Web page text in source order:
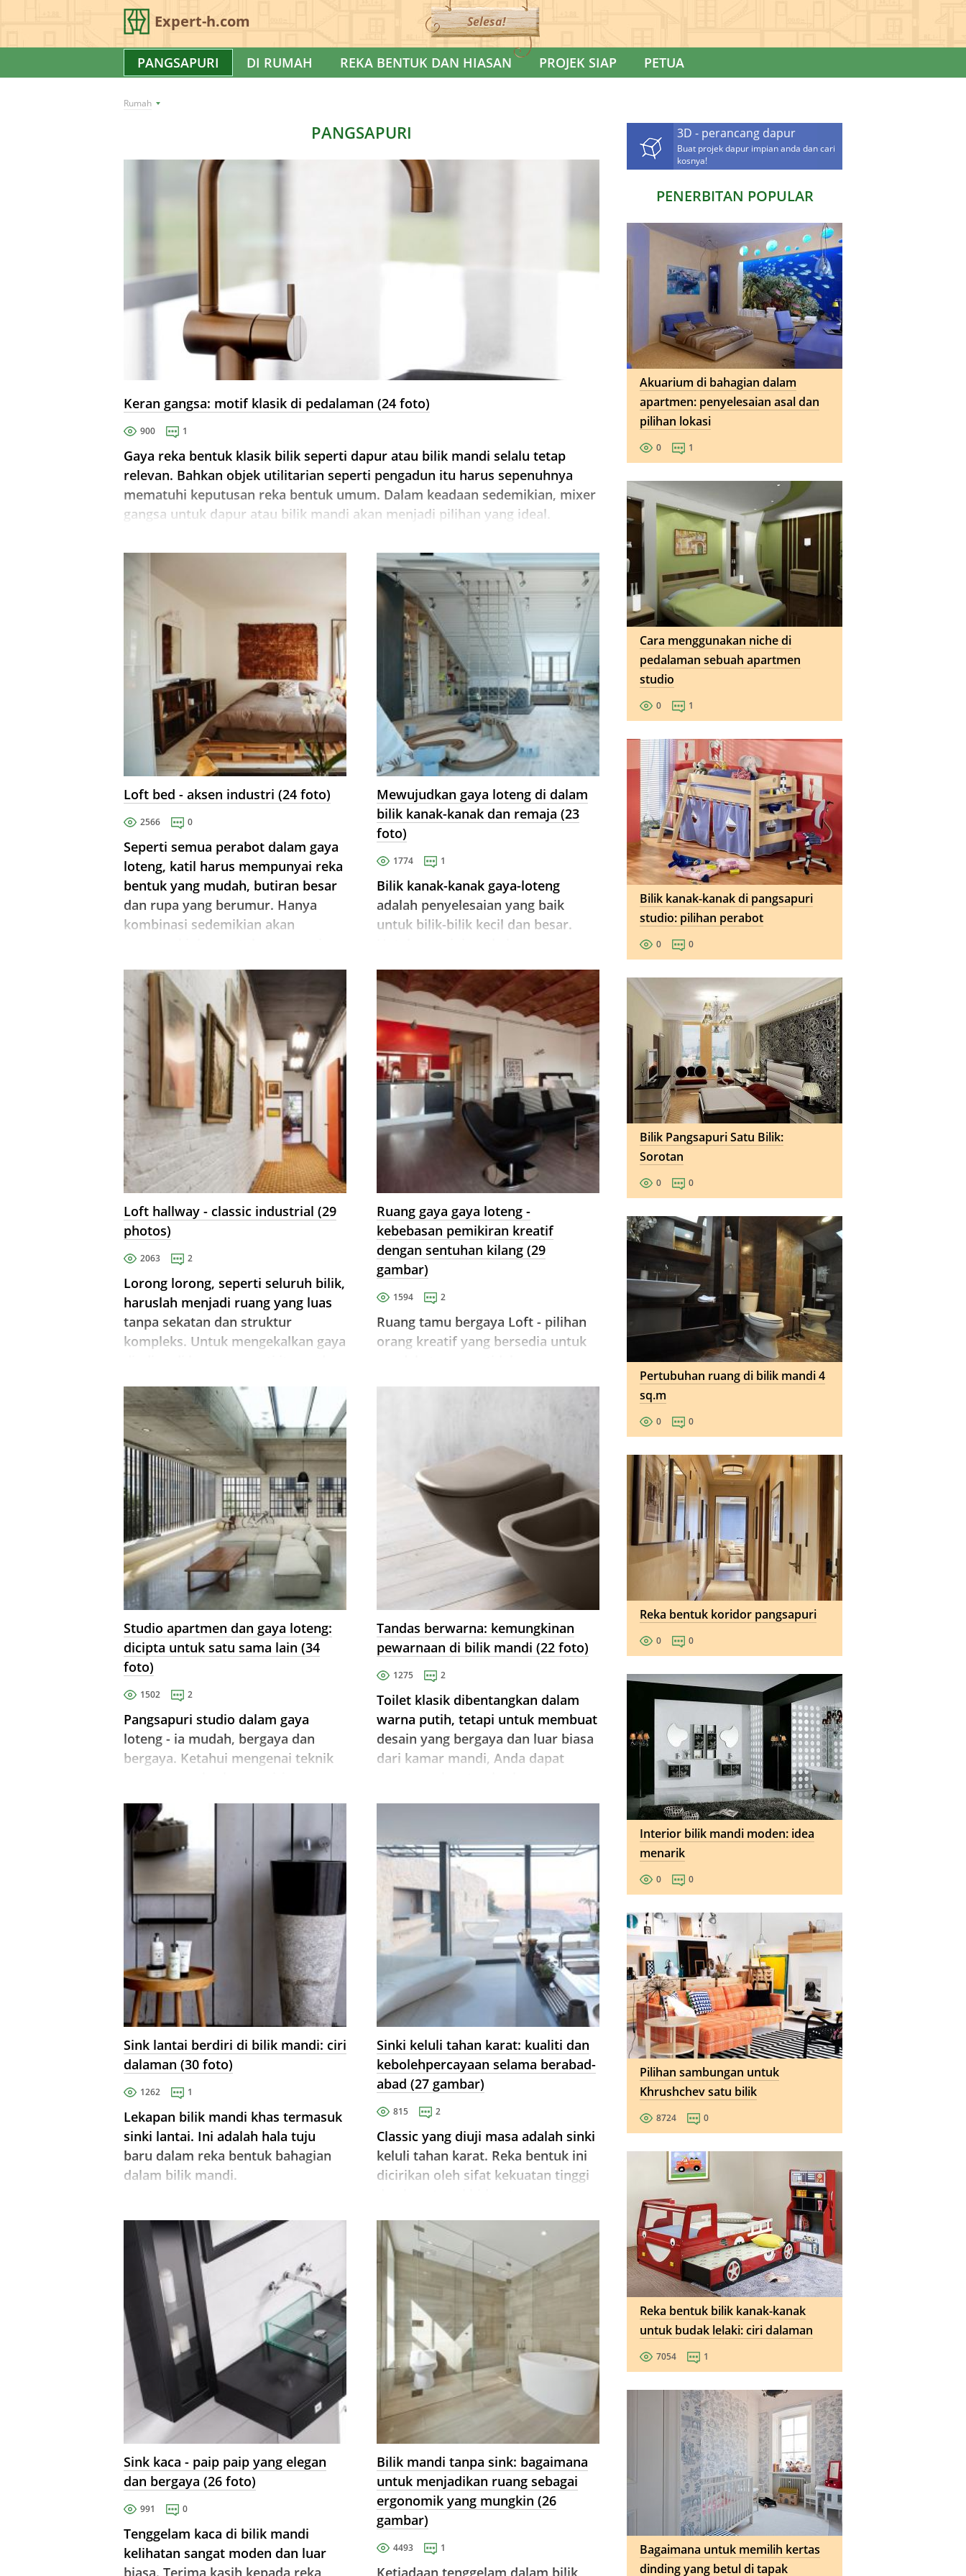
Expert-h.com Selesa!
PANGSAPURI DI RUMAH REKA BENTUK DAN HIASAN PROJEK SIAP PETUA
Rumah
PANGSAPURI
Keran gangsa: motif klasik di pedalaman (24 foto)
900 1
Gaya reka bentuk klasik bilik seperti dapur atau bilik mandi selalu tetap
relevan. Bahkan objek utilitarian seperti pengadun itu harus sepenuhnya
mematuhi keputusan reka bentuk umum. Dalam keadaan sedemikian, mixer
gangsa untuk dapur atau bilik mandi akan menjadi pilihan yang ideal.
Loft bed - aksen industri (24 foto)
2566 0
Seperti semua perabot dalam gaya
loteng, katil harus mempunyai reka
bentuk yang mudah, butiran besar
dan rupa yang berumur. Hanya
kombinasi sedemikian akan
untuk loteng.
Mewujudkan gaya loteng di dalam
bilik kanak-kanak dan remaja (23
foto)
1774 1
Bilik kanak-kanak gaya-loteng
adalah penyelesaian yang baik
untuk bilik-bilik kecil dan besar.
membolehkan anda mewujudkan
rasa ruang tunggal.
Loft hallway - classic industrial (29
photos)
2063 2
Lorong lorong, seperti seluruh bilik,
haruslah menjadi ruang yang luas
tanpa sekatan dan struktur
kompleks. Untuk mengekalkan gaya
atau bata ...
Ruang gaya gaya loteng -
kebebasan pemikiran kreatif
dengan sentuhan kilang (29
gambar)
1594 2
Ruang tamu bergaya Loft - pilihan
orang kreatif yang bersedia untuk
Studio apartmen dan gaya loteng:
dicipta untuk satu sama lain (34
foto)
1502 2
Pangsapuri studio dalam gaya
loteng - ia mudah, bergaya dan
bergaya. Ketahui mengenai teknik
Tandas berwarna: kemungkinan
pewarnaan di bilik mandi (22 foto)
1275 2
Toilet klasik dibentangkan dalam
warna putih, tetapi untuk membuat
desain yang bergaya dan luar biasa
dari kamar mandi, Anda dapat
Sink lantai berdiri di bilik mandi: ciri
dalaman (30 foto)
1262 1
Lekapan bilik mandi khas termasuk
sinki lantai. Ini adalah hala tuju
baru dalam reka bentuk bahagian
dalam bilik mandi.
Sinki keluli tahan karat: kualiti dan
kebolehpercayaan selama berabad-
abad (27 gambar)
815 2
Classic yang diuji masa adalah sinki
keluli tahan karat. Reka bentuk ini
dicirikan oleh sifat kekuatan tinggi
Sink kaca - paip paip yang elegan
dan bergaya (26 foto)
991 0
Tenggelam kaca di bilik mandi
kelihatan sangat moden dan luar
Bilik mandi tanpa sink: bagaimana
untuk menjadikan ruang sebagai
ergonomik yang mungkin (26
gambar)
4493 1
3D - perancang dapur
Buat projek dapur impian anda dan cari
kosnya!
PENERBITAN POPULAR
Akuarium di bahagian dalam
apartmen: penyelesaian asal dan
pilihan lokasi
0 1
Cara menggunakan niche di
pedalaman sebuah apartmen
studio
0 1
Bilik kanak-kanak di pangsapuri
studio: pilihan perabot
0 0
Bilik Pangsapuri Satu Bilik:
Sorotan
0 0
Pertubuhan ruang di bilik mandi 4
sq.m
0 0
Reka bentuk koridor pangsapuri
0 0
Interior bilik mandi moden: idea
menarik
0 0
Pilihan sambungan untuk
Khrushchev satu bilik
8724 0
Reka bentuk bilik kanak-kanak
untuk budak lelaki: ciri dalaman
7054 1
Bagaimana untuk memilih kertas
dinding yang betul di tapak